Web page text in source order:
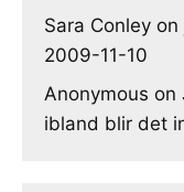
Sara Conley on
2009-11-10
Anonymous on
ibland blir det